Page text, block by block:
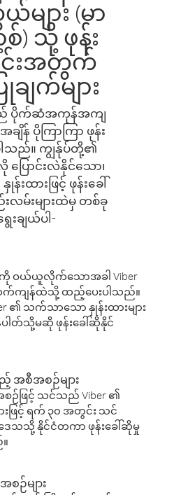
များ (မာ
) သို့ ဖုန်း
င်းအတွက်
ျက်များ
ည် ပိုက်ဆံအကုန်အကျ
ချိန် ပိုကြာကြာ ဖုန်း
ါသည်။ ကျွန်ုပ်တို့၏
ြောင်းလဲနိုင်သော၊
ထားဖြင့် ဖုန်းခေါ်
မ်းများထဲမှ တစ်ခု
းချယ်ပါ-
ဝယ်ယူလိုက်သောအခါ Viber
က်ကျန်ထဲသို့ ထည့်ပေးပါသည်။
၏ သက်သာသော နှုန်းထားများ
ပါတ်သို့မဆို ဖုန်းခေါ်ဆိုနိုင်
အစီအစဉ်များ
စဉ်ဖြင့် သင်သည် Viber ၏
ဖြင့် ရက် ၃၀ အတွင်း သင်
သသို့ နိုင်ငံတကာ ဖုန်းခေါ်ဆိုမှု
ဉ်များ